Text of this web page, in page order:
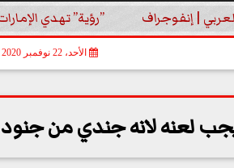
| إنفوجراف ”رؤية” تهدي
الأحد، 22 نوفمبر 2020
لعنه لانه جندي من جنود